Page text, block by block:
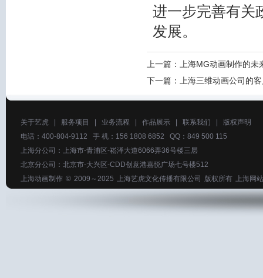
进一步完善有关
发展。
上一篇：
上海MG动画制作的
下一篇：
上海三维动画公司的
关于艺虎 服务项目 业务流程 作品展示 联系我们
版权声明
电话：400-804-9112 手 机：156 1808 6852 QQ：849 500 115
上海分公司：上海市-青浦区-崧泽大道6066弄36号楼三层
北京分公司：北京市-大兴区-CDD创意港嘉悦广场七号楼512
上海动画制作 © 2009～2025 上海艺虎文化传播有限公司 版权所有 上海网